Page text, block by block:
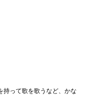
持って歌を歌うなど、かな